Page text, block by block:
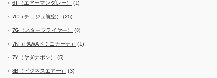
6T（エアーマンダレー） (1)
7C（チェジュ航空） (25)
7G（スターフライヤー） (8)
7N（PAWAドミニカーナ） (1)
7Y（ヤダナポン） (5)
8B（ビジネスエアー） (3)